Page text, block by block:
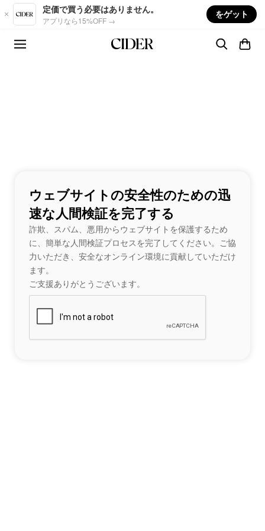
Skip to main content
定価で買う必要はありません。
アプリなら15%OFF →
をゲット
ウェブサイトの安全性のための迅
速な人間検証を完了する
詐欺、スパム、悪用からウェブサイトを保護するため
に、簡単な人間検証プロセスを完了してください。ご協
力いただき、安全なオンライン環境に貢献していただけ
ます。
ご支援ありがとうございます。